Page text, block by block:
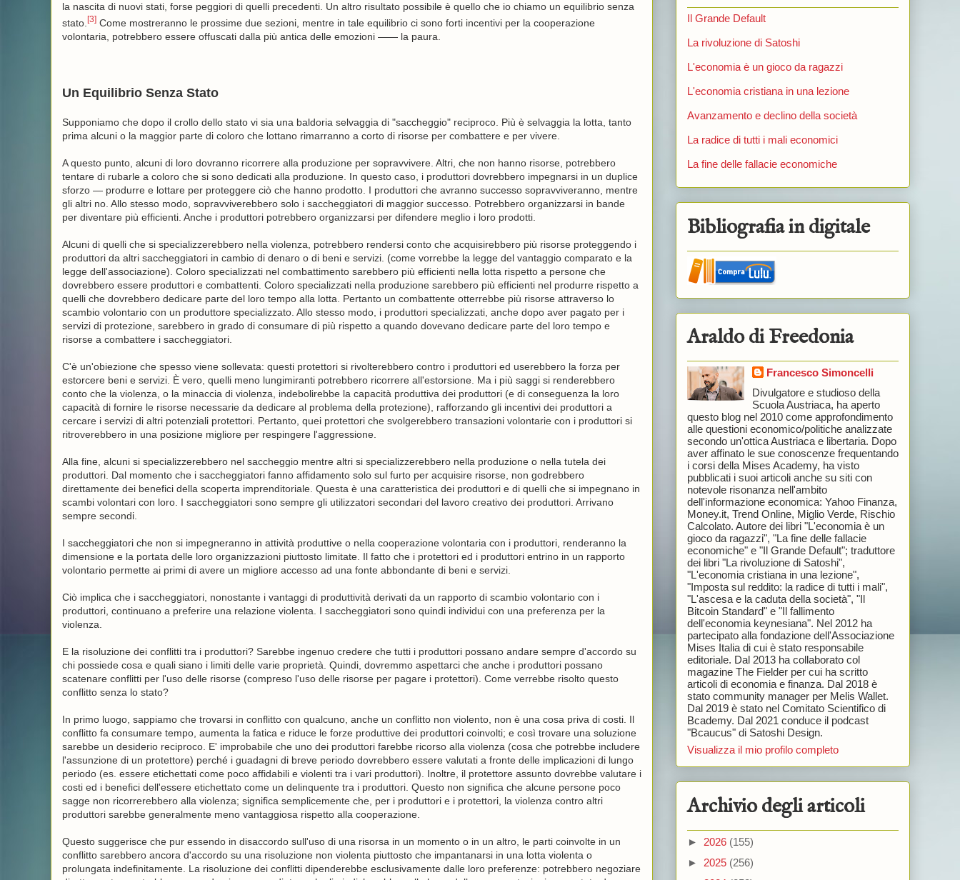
la nascita di nuovi stati, forse peggiori di quelli precedenti. Un altro risultato possibile è quello che io chiamo un equilibrio senza
stato. [3]Come mostreranno le prossime due sezioni, mentre in tale equilibrio ci sono forti incentivi per la cooperazione
volontaria, potrebbero essere offuscati dalla più antica delle emozioni —— la paura.
Un Equilibrio Senza Stato
Supponiamo che dopo il crollo dello stato vi sia una baldoria selvaggia di "saccheggio" reciproco. Più è selvaggia la lotta, tanto
prima alcuni o la maggior parte di coloro che lottano rimarranno a corto di risorse per combattere e per vivere.
A questo punto, alcuni di loro dovranno ricorrere alla produzione per sopravvivere. Altri, che non hanno risorse, potrebbero
tentare di rubarle a coloro che si sono dedicati alla produzione. In questo caso, i produttori dovrebbero impegnarsi in un duplice
sforzo — produrre e lottare per proteggere ciò che hanno prodotto. I produttori che avranno successo sopravviveranno, mentre
gli altri no. Allo stesso modo, sopravviverebbero solo i saccheggiatori di maggior successo. Potrebbero organizzarsi in bande
per diventare più efficienti. Anche i produttori potrebbero organizzarsi per difendere meglio i loro prodotti.
Alcuni di quelli che si specializzerebbero nella violenza, potrebbero rendersi conto che acquisirebbero più risorse proteggendo i
produttori da altri saccheggiatori in cambio di denaro o di beni e servizi. (come vorrebbe la legge del vantaggio comparato e la
legge dell'associazione). Coloro specializzati nel combattimento sarebbero più efficienti nella lotta rispetto a persone che
dovrebbero essere produttori e combattenti. Coloro specializzati nella produzione sarebbero più efficienti nel produrre rispetto a
quelli che dovrebbero dedicare parte del loro tempo alla lotta. Pertanto un combattente otterrebbe più risorse attraverso lo
scambio volontario con un produttore specializzato. Allo stesso modo, i produttori specializzati, anche dopo aver pagato per i
servizi di protezione, sarebbero in grado di consumare di più rispetto a quando dovevano dedicare parte del loro tempo e
risorse a combattere i saccheggiatori.
C'è un'obiezione che spesso viene sollevata: questi protettori si rivolterebbero contro i produttori ed userebbero la forza per
estorcere beni e servizi. È vero, quelli meno lungimiranti potrebbero ricorrere all'estorsione. Ma i più saggi si renderebbero
conto che la violenza, o la minaccia di violenza, indebolirebbe la capacità produttiva dei produttori (e di conseguenza la loro
capacità di fornire le risorse necessarie da dedicare al problema della protezione), rafforzando gli incentivi dei produttori a
cercare i servizi di altri potenziali protettori. Pertanto, quei protettori che svolgerebbero transazioni volontarie con i produttori si
ritroverebbero in una posizione migliore per respingere l'aggressione.
Alla fine, alcuni si specializzerebbero nel saccheggio mentre altri si specializzerebbero nella produzione o nella tutela dei
produttori. Dal momento che i saccheggiatori fanno affidamento solo sul furto per acquisire risorse, non godrebbero
direttamente dei benefici della scoperta imprenditoriale. Questa è una caratteristica dei produttori e di quelli che si impegnano in
scambi volontari con loro. I saccheggiatori sono sempre gli utilizzatori secondari del lavoro creativo dei produttori. Arrivano
sempre secondi.
I saccheggiatori che non si impegneranno in attività produttive o nella cooperazione volontaria con i produttori, renderanno la
dimensione e la portata delle loro organizzazioni piuttosto limitate. Il fatto che i protettori ed i produttori entrino in un rapporto
volontario permette ai primi di avere un migliore accesso ad una fonte abbondante di beni e servizi.
Ciò implica che i saccheggiatori, nonostante i vantaggi di produttività derivati da un rapporto di scambio volontario con i
produttori, continuano a preferire una relazione violenta. I saccheggiatori sono quindi individui con una preferenza per la
violenza.
E la risoluzione dei conflitti tra i produttori? Sarebbe ingenuo credere che tutti i produttori possano andare sempre d'accordo su
chi possiede cosa e quali siano i limiti delle varie proprietà. Quindi, dovremmo aspettarci che anche i produttori possano
scatenare conflitti per l'uso delle risorse (compreso l'uso delle risorse per pagare i protettori). Come verrebbe risolto questo
conflitto senza lo stato?
In primo luogo, sappiamo che trovarsi in conflitto con qualcuno, anche un conflitto non violento, non è una cosa priva di costi. Il
conflitto fa consumare tempo, aumenta la fatica e riduce le forze produttive dei produttori coinvolti; e così trovare una soluzione
sarebbe un desiderio reciproco. E' improbabile che uno dei produttori farebbe ricorso alla violenza (cosa che potrebbe includere
l'assunzione di un protettore) perché i guadagni di breve periodo dovrebbero essere valutati a fronte delle implicazioni di lungo
periodo (es. essere etichettati come poco affidabili e violenti tra i vari produttori). Inoltre, il protettore assunto dovrebbe valutare i
costi ed i benefici dell'essere etichettato come un delinquente tra i produttori. Questo non significa che alcune persone poco
sagge non ricorrerebbero alla violenza; significa semplicemente che, per i produttori e i protettori, la violenza contro altri
produttori sarebbe generalmente meno vantaggiosa rispetto alla cooperazione.
Questo suggerisce che pur essendo in disaccordo sull'uso di una risorsa in un momento o in un altro, le parti coinvolte in un
conflitto sarebbero ancora d'accordo su una risoluzione non violenta piuttosto che impantanarsi in una lotta violenta o
prolungata indefinitamente. La risoluzione dei conflitti dipenderebbe esclusivamente dalle loro preferenze: potrebbero negoziare
Il Grande Default
La rivoluzione di Satoshi
L'economia è un gioco da ragazzi
L'economia cristiana in una lezione
Avanzamento e declino della società
La radice di tutti i mali economici
La fine delle fallacie economiche
Bibliografia in digitale
Araldo di Freedonia
Francesco Simoncelli
Divulgatore e studioso della
Scuola Austriaca, ha aperto
questo blog nel 2010 come approfondimento
alle questioni economico/politiche analizzate
secondo un'ottica Austriaca e libertaria. Dopo
aver affinato le sue conoscenze frequentando
i corsi della Mises Academy, ha visto
pubblicati i suoi articoli anche su siti con
notevole risonanza nell'ambito
dell'informazione economica: Yahoo Finanza,
Money.it, Trend Online, Miglio Verde, Rischio
Calcolato. Autore dei libri "L'economia è un
gioco da ragazzi", "La fine delle fallacie
economiche" e "Il Grande Default"; traduttore
dei libri "La rivoluzione di Satoshi",
"L'economia cristiana in una lezione",
"Imposta sul reddito: la radice di tutti i mali",
"L'ascesa e la caduta della società", "Il
Bitcoin Standard" e "Il fallimento
dell'economia keynesiana". Nel 2012 ha
partecipato alla fondazione dell'Associazione
Mises Italia di cui è stato responsabile
editoriale. Dal 2013 ha collaborato col
magazine The Fielder per cui ha scritto
articoli di economia e finanza. Dal 2018 è
stato community manager per Melis Wallet.
Dal 2019 è stato nel Comitato Scientifico di
Bcademy. Dal 2021 conduce il podcast
"Bcaucus" di Satoshi Design.
Visualizza il mio profilo completo
Archivio degli articoli
► 2026 (155)
► 2025 (256)